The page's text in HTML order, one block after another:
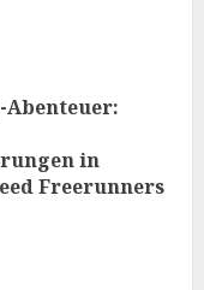
in
Freerunners